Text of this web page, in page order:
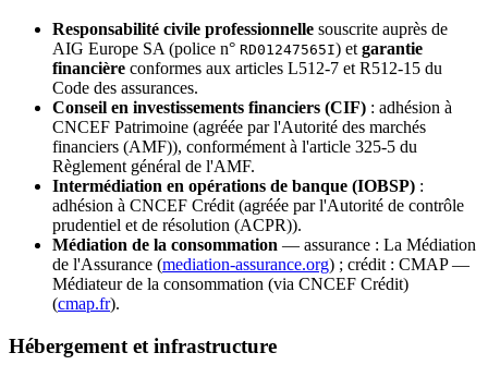
Responsabilité civile professionnelle souscrite auprès de
AIG Europe SA (police n° RD01247565I) et garantie
financière conformes aux articles L512-7 et R512-15 du
Code des assurances.
Conseil en investissements financiers (CIF) : adhésion à
CNCEF Patrimoine (agréée par l'Autorité des marchés
financiers (AMF)), conformément à l'article 325-5 du
Règlement général de l'AMF.
Intermédiation en opérations de banque (IOBSP) :
adhésion à CNCEF Crédit (agréée par l'Autorité de contrôle
prudentiel et de résolution (ACPR)).
Médiation de la consommation — assurance : La Médiation
de l'Assurance (mediation-assurance.org) ; crédit : CMAP —
Médiateur de la consommation (via CNCEF Crédit)
(cmap.fr).
Hébergement et infrastructure